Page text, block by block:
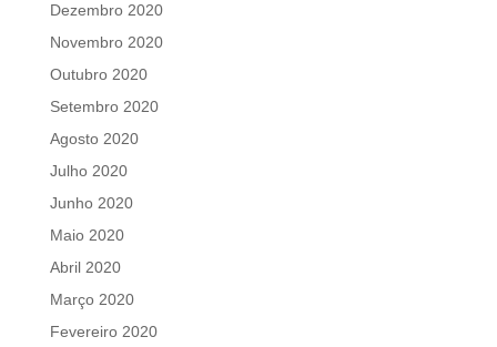
Dezembro 2020
Novembro 2020
Outubro 2020
Setembro 2020
Agosto 2020
Julho 2020
Junho 2020
Maio 2020
Abril 2020
Março 2020
Fevereiro 2020